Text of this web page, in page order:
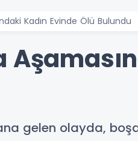
Kadın Evinde Ölü Bulundu
gelen olayda,